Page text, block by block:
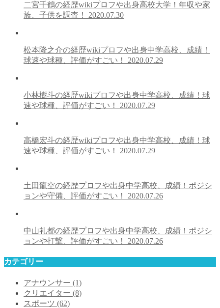
二宮千鶴の経歴wikiプロフや出身高校大学！年収や家
族、子供を調査！ 2020.07.30
松本隆之介の経歴wikiプロフや出身中学高校、成績！
球速や球種、評価がすごい！ 2020.07.29
小林樹斗の経歴wikiプロフや出身中学高校、成績！球
速や球種、評価がすごい！ 2020.07.29
高橋宏斗の経歴wikiプロフや出身中学高校、成績！球
速や球種、評価がすごい！ 2020.07.29
土田龍空の経歴プロフや出身中学高校、成績！ポジシ
ョンや守備、評価がすごい！ 2020.07.26
中山礼都の経歴プロフや出身中学高校、成績！ポジシ
ョンや打撃、評価がすごい！ 2020.07.26
カテゴリー
アナウンサー (1)
クリエイター (8)
スポーツ (62)